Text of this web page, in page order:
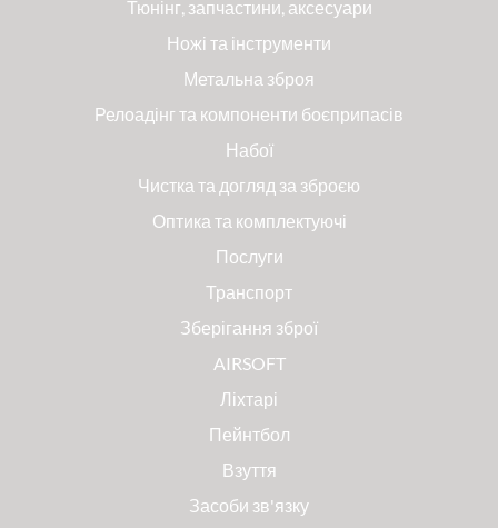
Тюнінг, запчастини, аксесуари
Ножі та інструменти
Метальна зброя
Релоадінг та компоненти боєприпасів
Набої
Чистка та догляд за зброєю
Оптика та комплектуючі
Послуги
Транспорт
Зберігання зброї
AIRSOFT
Ліхтарі
Пейнтбол
Взуття
Засоби зв'язку